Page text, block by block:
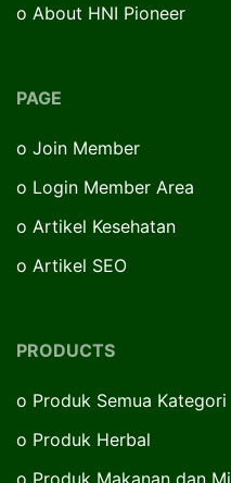
o About HNI Pioneer
PAGE
o Join Member
o Login Member Area
o Artikel Kesehatan
o Artikel SEO
PRODUCTS
o Produk Semua Kategori
o Produk Herbal
o Produk Makanan dan